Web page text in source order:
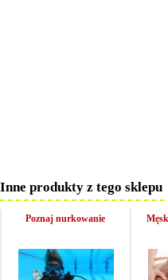
Inne produkty z tego sklepu
Poznaj nurkowanie